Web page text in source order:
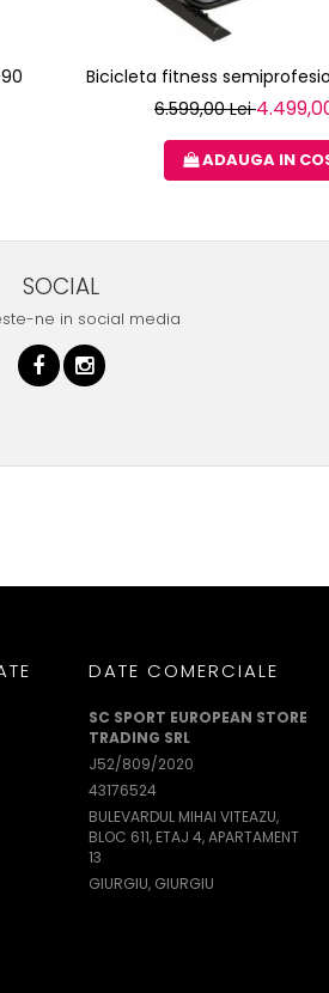
Bicicleta fitness
6.599,00 Lei
ADAUGA IN
SOCIAL
ne in social media
DATE COMERCIALE
SC SPORT EUROPEAN STORE
TRADING SRL
J52/809/2020
43176524
BULEVARDUL MIHAI VITEAZU,
BLOC 611, ETAJ 4, APARTAMENT
13
GIURGIU, GIURGIU